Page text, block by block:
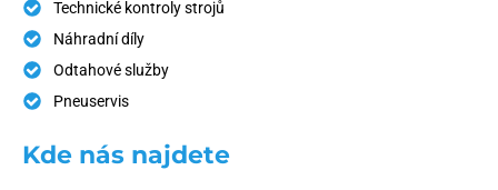
Technické kontroly strojů
Náhradní díly
Odtahové služby
Pneuservis
Kde nás najdete